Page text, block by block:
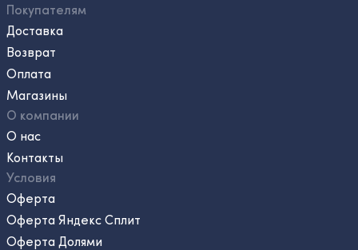
Покупателям
Доставка
Возврат
Оплата
Магазины
О компании
О нас
Контакты
Условия
Оферта
Оферта Яндекс Сплит
Оферта Долями